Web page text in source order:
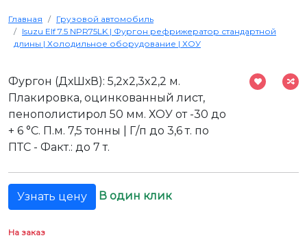
Главная
Грузовой автомобиль
Isuzu Elf 7.5 NPR75LK | Фургон рефрижератор стандартной
длины | Холодильное оборудование | ХОУ
Фургон (ДхШхВ): 5,2x2,3x2,2 м.
Плакировка, оцинкованный лист,
пенополистирол 50 мм. ХОУ от -30 до
+ 6 °С. П.м. 7,5 тонны | Г/п до 3,6 т. по
ПТС - Факт.: до 7 т.
Узнать цену В один клик
На заказ